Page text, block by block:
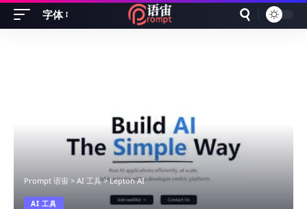
Font
字体
Prompt 语宙 > AI 工具>Lepton AI
AI 工具